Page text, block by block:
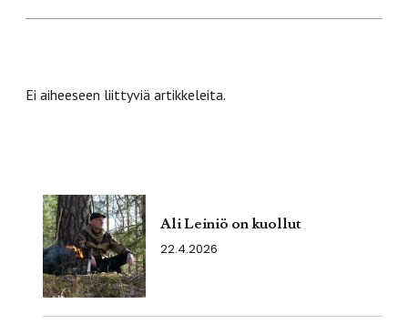
Ei aiheeseen liittyviä artikkeleita.
Ali Leiniö on kuollut
22.4.2026